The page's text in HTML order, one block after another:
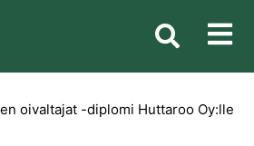
oivaltajat -diplomi Huttaroo Oy:lle